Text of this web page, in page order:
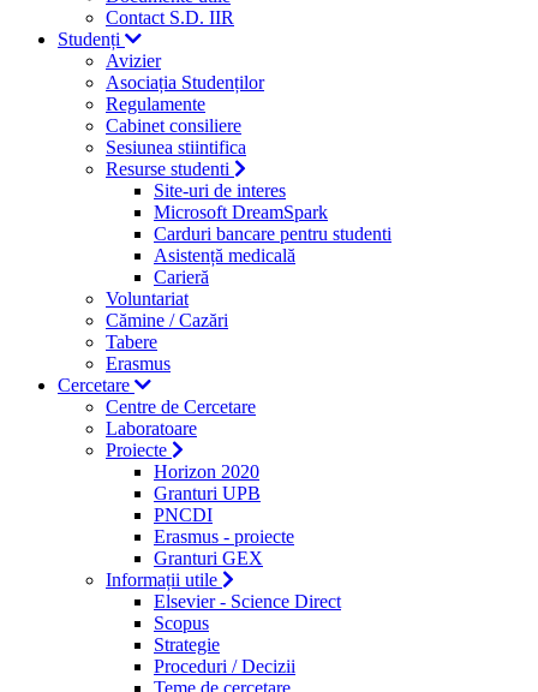
Contact S.D. IIR
Studenți
Avizier
Asociația Studenților
Regulamente
Cabinet consiliere
Sesiunea stiintifica
Resurse studenti
Site-uri de interes
Microsoft DreamSpark
Carduri bancare pentru studenti
Asistență medicală
Carieră
Voluntariat
Cămine / Cazări
Tabere
Erasmus
Cercetare
Centre de Cercetare
Laboratoare
Proiecte
Horizon 2020
Granturi UPB
PNCDI
Erasmus - proiecte
Granturi GEX
Informații utile
Elsevier - Science Direct
Scopus
Strategie
Proceduri / Decizii
Teme de cercetare